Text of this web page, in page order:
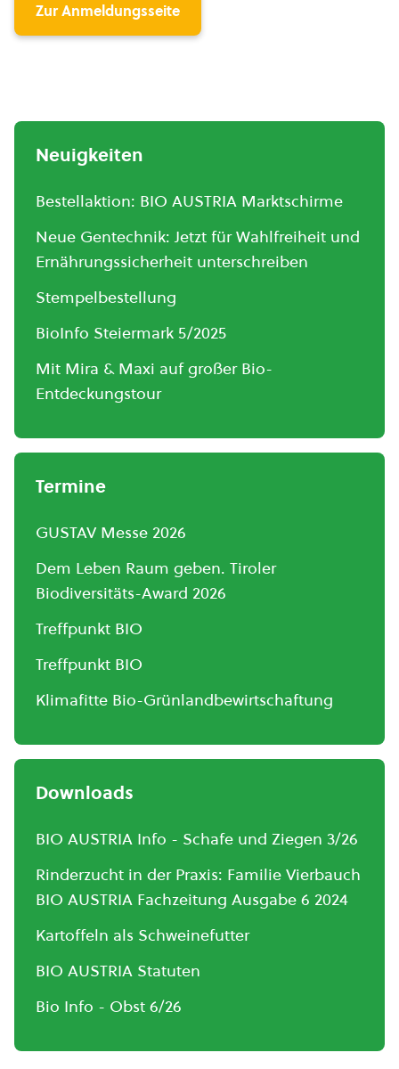
Zur Anmeldungsseite
Neuigkeiten
Bestellaktion: BIO AUSTRIA Marktschirme
Neue Gentechnik: Jetzt für Wahlfreiheit und
Ernährungssicherheit unterschreiben
Stempelbestellung
BioInfo Steiermark 5/2025
Mit Mira & Maxi auf großer Bio-
Entdeckungstour
Termine
GUSTAV Messe 2026
Dem Leben Raum geben. Tiroler
Biodiversitäts-Award 2026
Treffpunkt BIO
Treffpunkt BIO
Klimafitte Bio-Grünlandbewirtschaftung
Downloads
BIO AUSTRIA Info - Schafe und Ziegen 3/26
Rinderzucht in der Praxis: Familie Vierbauch
BIO AUSTRIA Fachzeitung Ausgabe 6 2024
Kartoffeln als Schweinefutter
BIO AUSTRIA Statuten
Bio Info - Obst 6/26